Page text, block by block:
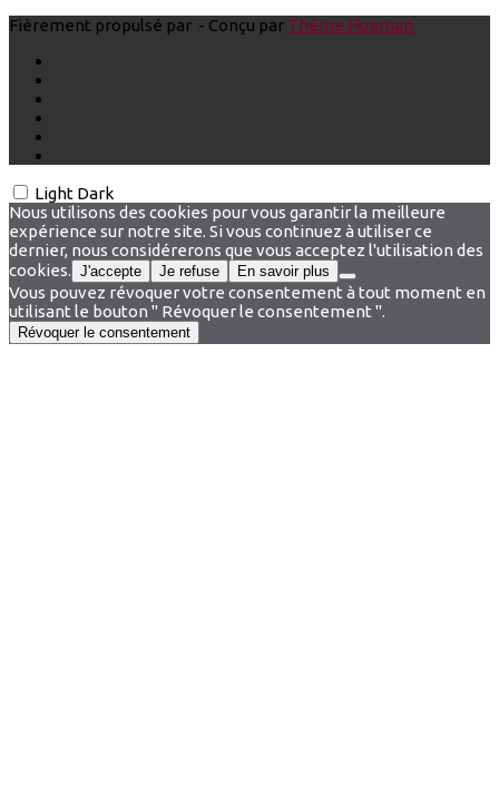
Fièrement propulsé par - Conçu par Thème Hueman
Light Dark
Nous utilisons des cookies pour vous garantir la meilleure
expérience sur notre site. Si vous continuez à utiliser ce
dernier, nous considérerons que vous acceptez l'utilisation des
cookies. J'accepte Je refuse En savoir plus
Vous pouvez révoquer votre consentement à tout moment en
utilisant le bouton " Révoquer le consentement ".
Révoquer le consentement